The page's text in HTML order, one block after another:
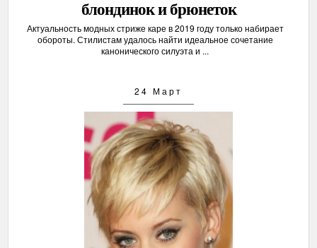
блондинок и брюнеток
Актуальность модных стриже каре в 2019 году только набирает
обороты. Стилистам удалось найти идеальное сочетание
канонического силуэта и ...
24 Март